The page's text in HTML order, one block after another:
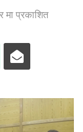
मा प्रकाशित